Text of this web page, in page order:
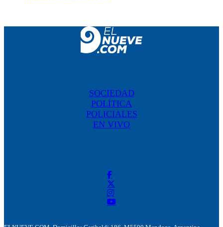
SOCIEDAD
POLÍTICA
POLICIALES
EN VIVO